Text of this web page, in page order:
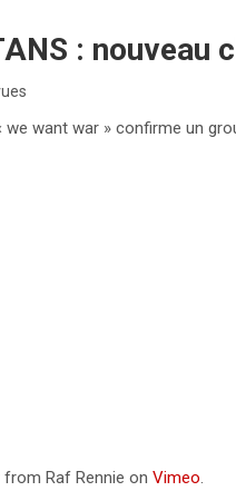
: nouveau
we want war » confirme un
Raf Rennie on Vimeo.